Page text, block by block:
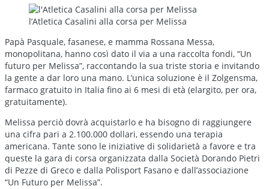
l’Atletica Casalini alla corsa per Melissa
Papà Pasquale, fasanese, e mamma Rossana Messa,
monopolitana, hanno così dato il via a una raccolta fondi, “Un
futuro per Melissa”, raccontando la sua triste storia e invitando
la gente a dar loro una mano. L’unica soluzione è il Zolgensma,
farmaco gratuito in Italia fino ai 6 mesi di età (elargito, per ora,
gratuitamente).
Melissa perciò dovrà acquistarlo e ha bisogno di raggiungere
una cifra pari a 2.100.000 dollari, essendo una terapia
americana. Tante sono le iniziative di solidarietà a favore e tra
queste la gara di corsa organizzata dalla Società Dorando Pietri
di Pezze di Greco e dalla Polisport Fasano e dall’associazione
“Un Futuro per Melissa”.